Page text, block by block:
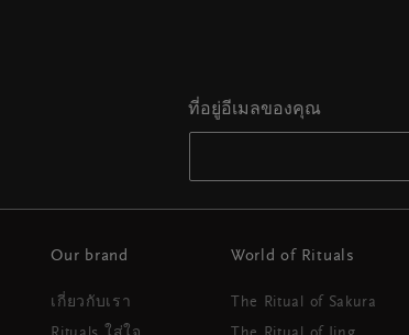
ที่อยู่อีเมลของคุณ
Our brand
เกี่ยวกับเรา
World of Rituals
The Ritual of Sakura